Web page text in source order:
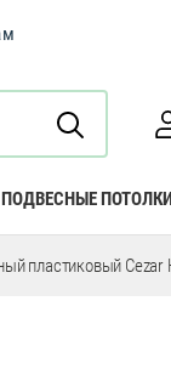
ПОДВЕСНЫЕ
пластиковый Cezar